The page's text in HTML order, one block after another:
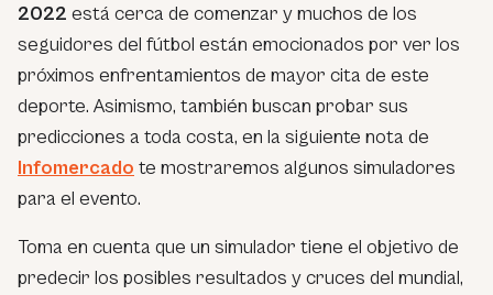
2022 está cerca de comenzar y muchos de los
seguidores del fútbol están emocionados por ver los
próximos enfrentamientos de mayor cita de este
deporte. Asimismo, también buscan probar sus
predicciones a toda costa, en la siguiente nota de
Infomercado te mostraremos algunos simuladores
para el evento.
Toma en cuenta que un simulador tiene el objetivo de
predecir los posibles resultados y cruces del mundial,